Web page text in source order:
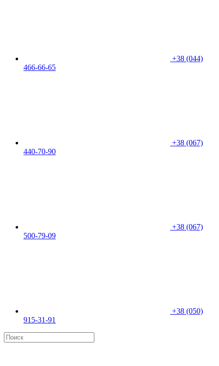
+38 (044)
466-66-65
+38 (067)
440-70-90
+38 (067)
500-79-09
+38 (050)
915-31-91